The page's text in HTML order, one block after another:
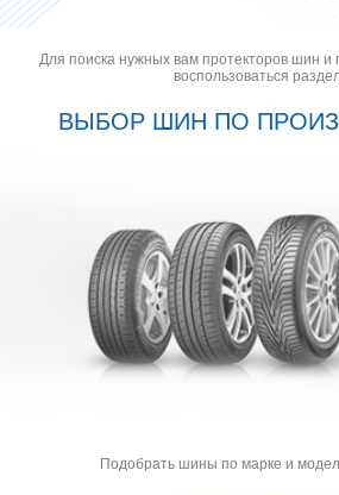
Для поиска нужных вам протекторов шин
воспользоваться
ВЫБОР ШИН ПО
Подобрать шины по марке и